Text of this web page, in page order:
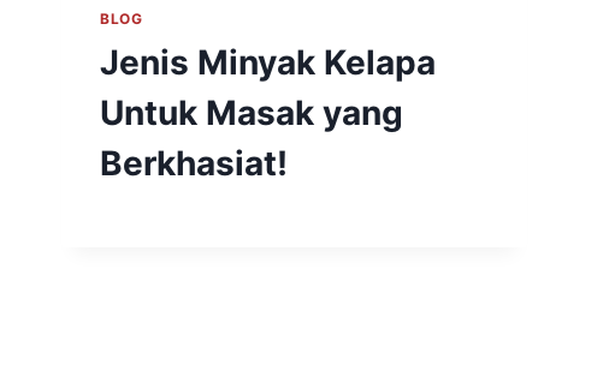
BLOG
Jenis Minyak Kelapa
Untuk Masak yang
Berkhasiat!